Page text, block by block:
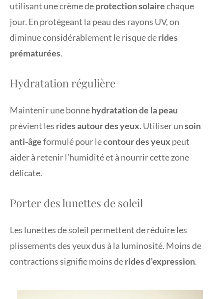
utilisant une crème deprotection solairechaque
jour. En protégeant la peau des rayons UV, on
diminue considérablement le risque derides
prématurées.
Hydratation régulière
Maintenir une bonnehydratation de la peau
prévient les rides autour des yeux. Utiliser unsoin
anti-âgeformulé pour lecontour des yeux peut
aider à retenir l’humidité et à nourrir cette zone
délicate.
Porter des lunettes de soleil
Les lunettes de soleil permettent de réduire les
plissements des yeux dus à la luminosité. Moins de
contractions signifie moins derides d’expression.